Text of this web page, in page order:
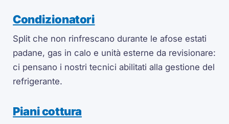
Condizionatori
Split che non rinfrescano durante le afose estati
padane, gas in calo e unità esterne da revisionare:
ci pensano i nostri tecnici abilitati alla gestione del
refrigerante.
Piani cottura